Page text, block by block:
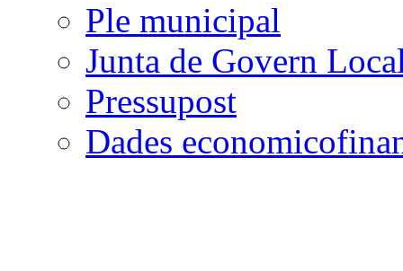
Ple municipal
Junta de Govern
Pressupost
Dades